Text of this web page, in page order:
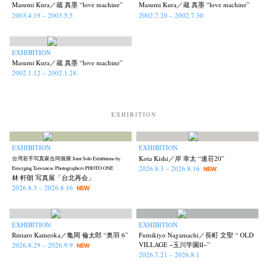
Exhibition Contact
Terms & Privacy Policy Bookstores Newsletter
Akifumi Tanaka Fumikiyo Nagamachi (27) Kazumichi Hashimoto
Kazuyuki Kawaguchi Keiko Sasaoka (267) Keizo Kitajima
Masako Matsui (23)
Masumi Kura／蔵 真墨 “love machine”
2003.4.19 – 2003.5.5
Masumi Kura／蔵 真墨 “love machine”
2002.7.20 – 2002.7.30
EXHIBITION
Masumi Kura／蔵 真墨 “love machine”
2002.1.12 – 2002.1.28
EXHIBITION
EXHIBITION
台湾若手写真家合同個展 Joint Solo Exhibitions by
Emerging Taiwanese Photographers PHOTO ONE
林 軒朗 写真展「台北再会」
2026.8.3 – 2026.8.16
NEW
EXHIBITION
Kota Kishi／岸 幸太 “連荘20”
2026.8.3 – 2026.8.16 NEW
EXHIBITION
Rintaro Kameoka／亀岡 倫太郎 “奥羽 6”
2026.8.29 – 2026.9.9
NEW
EXHIBITION
Fumikiyo Nagamachi／長町 文聖 “ OLD
VILLAGE −玉川学園Ⅱ−”
2026.7.21 – 2026.8.1